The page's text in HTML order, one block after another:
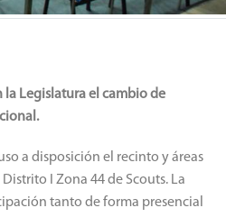
la Legislatura el cambio de
a disposición el recinto y áreas
I Zona 44 de Scouts. La
tanto de forma presencial